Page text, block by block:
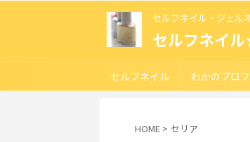
セルフネイル・ジェル
セルフネイ
セルフネイル わかのプロ
HOME > セリア